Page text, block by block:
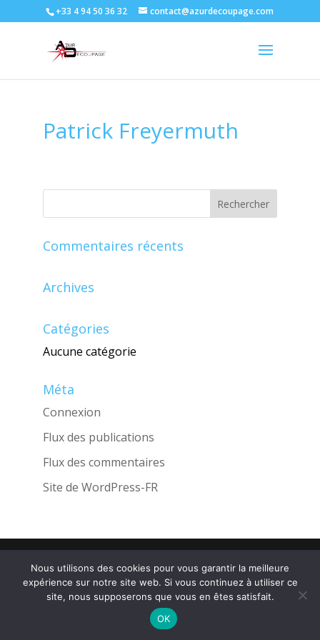
+33 4 94 50 36 32 contact@azurdecoupage.com
Patrick Freyermuth
Commentaires récents
Archives
Catégories
Aucune catégorie
Méta
Connexion
Flux des publications
Flux des commentaires
Site de WordPress-FR
Nous utilisons des cookies pour vous garantir la meilleure
expérience sur notre site web. Si vous continuez à utiliser ce
site, nous supposerons que vous en êtes satisfait.
OK